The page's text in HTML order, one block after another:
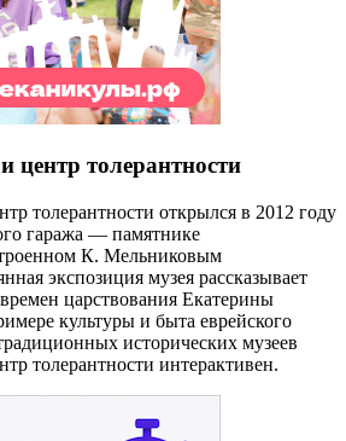
центр толерантности
толерантности открылся в 2012 году
гаража — памятнике
К. Мельниковым
экспозиция музея рассказывает
царствования Екатерины
культуры и быта еврейского
исторических музеев
толерантности интерактивен.